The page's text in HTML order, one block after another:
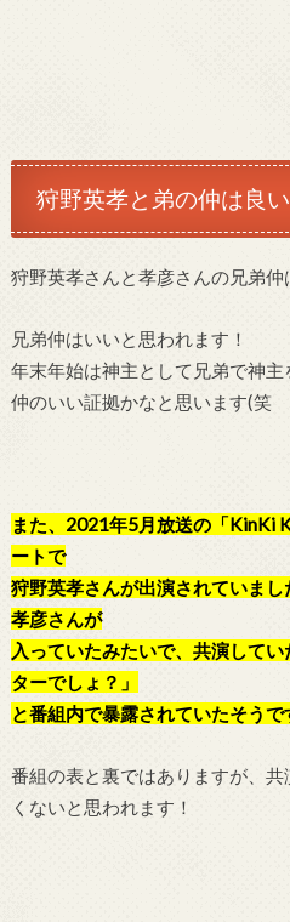
狩野英孝と弟の仲は良
狩野英孝さんと孝彦さんの兄弟仲
兄弟仲はいいと思われます！
年末年始は神主として兄弟で神主
仲のいい証拠かなと思います(笑
また、2021年5月放送の「KinKi
ートで
狩野英孝さんが出演されていま
孝彦さんが
入っていたみたいで、共演して
ターでしょ？」
と番組内で暴露されていたそうで
番組の表と裏ではありますが、
くないと思われます！